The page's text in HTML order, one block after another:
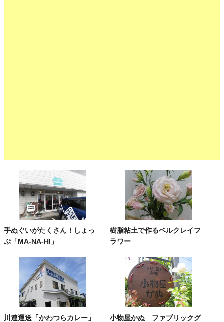
手ぬぐいがたくさん！しょっ
ぷ「MA‐NA‐HI」
樹脂粘土で作るベルクレイフ
ラワー
川連運送「かわつらカレー」
小物屋かぬ ファブリックグ